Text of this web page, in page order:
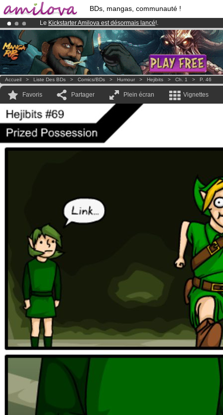
BDs, mangas, communauté !
Le Kickstarter Amilova est désormais lancé!.
Déjà 100000membreset 1000BDs & Mangas!
Abonnement premium: à partir de
3.95 eurospar mois !Clique ici
Accueil > Liste Des BDs > Comics/BDs > Humour > Hejibits > Ch. 1 > P. 46
Favoris Partager Plein écran Vignettes